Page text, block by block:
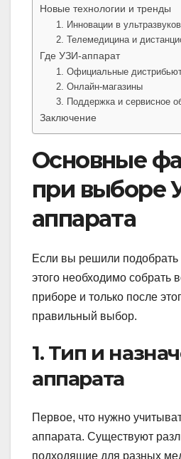
Новые технологии и тренды
1. Инновации в
2. Телемедицина и
Где УЗИ-аппарат
1. Официальные
2. Онлайн-магазины
3. Поддержка и сервисное
Заключение
Основные
при выборе
аппарата
Если вы решили подобрать
этого необходимо
приборе и только после
правильный выбор.
1. Тип и
аппарата
Первое, что нужно
аппарата. Существуют
подходящие для разных